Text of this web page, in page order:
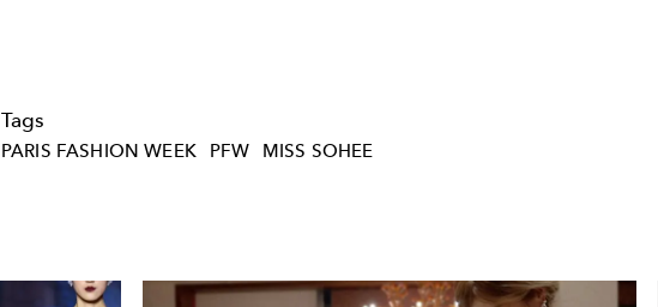
Tags
PARIS FASHION WEEK PFW MISS SOHEE